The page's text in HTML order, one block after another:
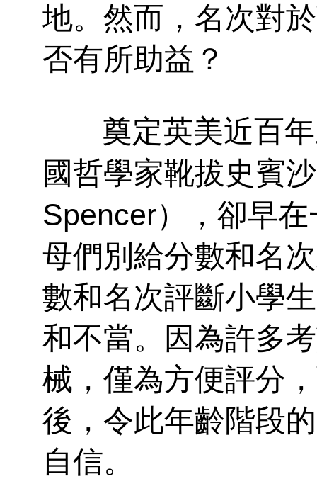
地。然而，名次對
否有所助益？
奠定英美近百
國哲學家靴拔史賓
Spencer），卻早
母們別給分數和名
數和名次評斷小學
和不當。因為許多
械，僅為方便評分
後，令此年齡階段
自信。